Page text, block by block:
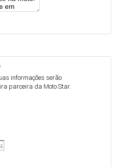
informações serão
parceira da Moto Star.